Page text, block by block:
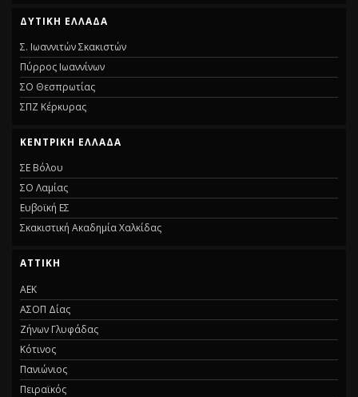
ΔΥΤΙΚΗ ΕΛΛΑΔΑ
Σ. Ιωαννιτών Σκακιστών
Πύρρος Ιωαννίνων
ΣΟ Θεσπρωτίας
ΣΠΖ Κέρκυρας
ΚΕΝΤΡΙΚΗ ΕΛΛΑΔΑ
ΣΕ Βόλου
ΣΟ Λαμίας
Ευβοϊκή ΕΣ
Σκακιστική Ακαδημία Χαλκίδας
ΑΤΤΙΚΗ
ΑΕΚ
ΑΣΟΠ Δίας
Ζήνων Γλυφάδας
Κότινος
Πανιώνιος
Πειραϊκός